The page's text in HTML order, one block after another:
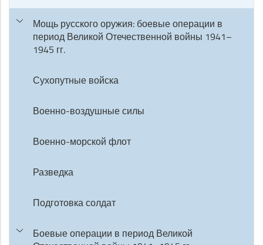
Мощь русского оружия: боевые операции в
период Великой Отечественной войны 1941–
1945 гг.
Сухопутные войска
Военно-воздушные силы
Военно-морской флот
Разведка
Подготовка солдат
Боевые операции в период Великой